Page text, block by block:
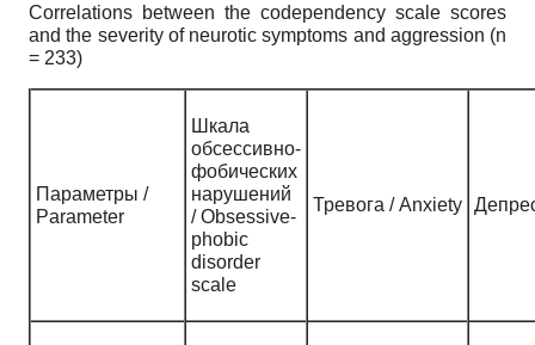
Correlations between the codependency scale scores
and the severity of neurotic symptoms and aggression (n
= 233)
Параметры /
Parameter
Шкала
обсессивно-
фобических
нарушений
/ Obsessive-
phobic
disorder
scale
Тревога / Anxiety